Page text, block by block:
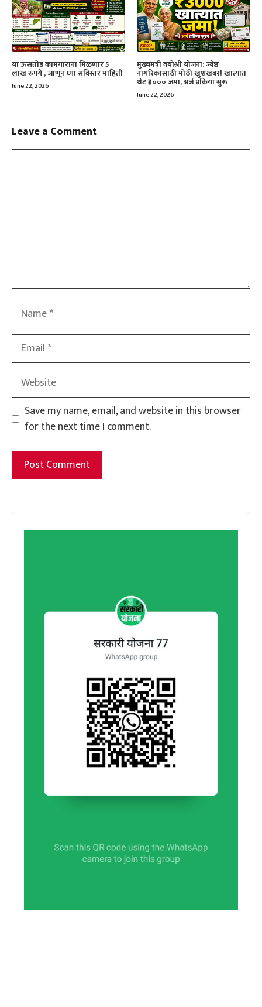
या ऊसतोड कामगारांना मिळणार 5
लाख रुपये , जाणून घ्या सविस्तर माहिती
June 22, 2026
मुख्यमंत्री वयोश्री योजना: ज्येष्ठ
नागरिकांसाठी मोठी खुशखबर! खात्यात
थेट ₹३००० जमा, अर्ज प्रक्रिया सुरू
June 22, 2026
Leave a Comment
Name
Email
Website
Save my name, email, and website in this browser
for the next time I comment.